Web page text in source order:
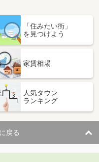
「住みたい街」
を見つけよう
家賃相場
人気タウン
ランキング
戻る